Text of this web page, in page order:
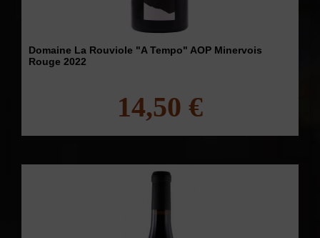
Domaine La Rouviole "A Tempo" AOP Minervois
Rouge 2022
14,50 €